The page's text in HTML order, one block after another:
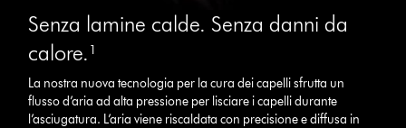
Senza lamine calde. Senza danni da
calore.¹
La nostra nuova tecnologia per la cura dei capelli sfrutta un
flusso d’aria ad alta pressione per lisciare i capelli durante
l’asciugatura. L’aria viene riscaldata con precisione e diffusa in